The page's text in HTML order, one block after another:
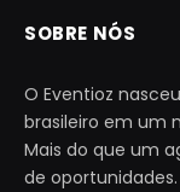
SOBRE NÓS
O Eventioz
brasileiro em um
Mais do que um
de